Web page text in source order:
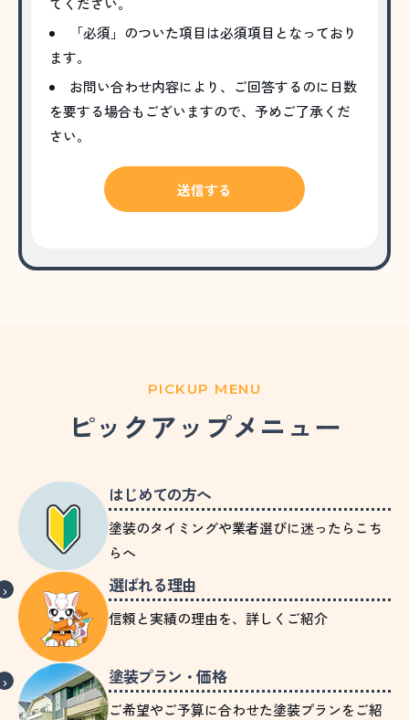
「必須」のついた項目は必須項目となっており
ます。
お問い合わせ内容により、ご回答するのに日数
を要する場合もございますので、予めご了承くだ
さい。
PICKUP MENU
ピックアップメニュー
はじめての方へ
塗装のタイミングや業者選びに迷ったらこち
らへ
選ばれる理由
信頼と実績の理由を、詳しくご紹介
塗装プラン・価格
ご希望やご予算に合わせた塗装プランをご紹